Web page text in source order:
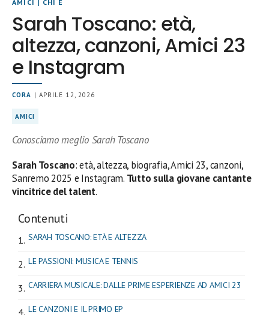
AMICI CHI È
Sarah Toscano: età,
altezza, canzoni, Amici 23
e Instagram
CORA | APRILE 12, 2026
AMICI
Conosciamo meglio Sarah Toscano
Sarah Toscano: età, altezza, biografia, Amici 23, canzoni,
Sanremo 2025 e Instagram. Tutto sulla giovane cantante
vincitrice del talent.
Contenuti
SARAH TOSCANO: ETÀ E ALTEZZA
LE PASSIONI: MUSICA E TENNIS
CARRIERA MUSICALE: DALLE PRIME ESPERIENZE AD AMICI 23
LE CANZONI E IL PRIMO EP